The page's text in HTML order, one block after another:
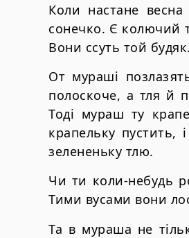
Коли настане
сонечко. Є колючий
Вони ссуть той будяк.
От мураші
полоскоче, а тля й
Тоді мураш ту
крапельку
зелененьку тлю.
Чи ти коли-небудь
Тими вусами вони
Та в мураша не